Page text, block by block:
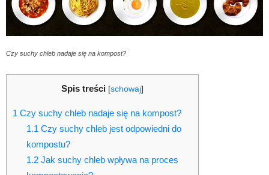
Czy suchy chleb nadaje się na kompost?
Spis treści [schowaj]
1 Czy suchy chleb nadaje się na kompost?
1.1 Czy suchy chleb jest odpowiedni do
kompostu?
1.2Jak suchy chleb wpływa na proces